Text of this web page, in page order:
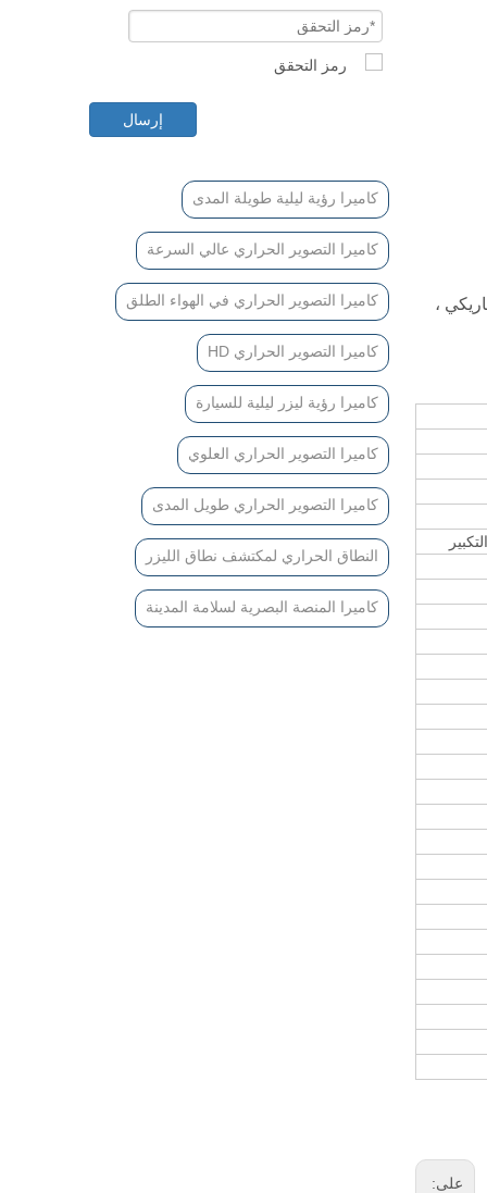
إرسال
كاميرا رؤية ليلية طويلة المدى
كاميرا التصوير الحراري عالي السرعة
كاميرا التصوير الحراري في الهواء الطلق
كاميرا التصوير الحراري HD
كاميرا رؤية ليزر ليلية للسيارة
كاميرا التصوير الحراري العلوي
كاميرا التصوير الحراري طويل المدى
النطاق الحراري لمكتشف نطاق الليزر
كاميرا المنصة البصرية لسلامة المدينة
،
على: